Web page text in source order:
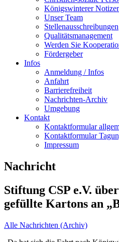
Königswinterer
Unser Team
Stellenausschreibungen
Qualitätsmanagement
Werden Sie
Fördergeber
Infos
Anmeldung / Infos
Anfahrt
Barrierefreiheit
Nachrichten-Archiv
Umgebung
Kontakt
Kontaktformular
Kontaktformular
Impressum
Nachricht
Stiftung CSP e.V.
gefüllte Kartons an
Alle Nachrichten (Archiv)